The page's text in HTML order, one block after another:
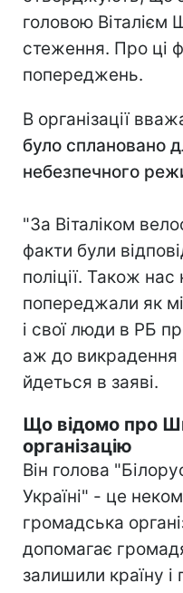
головою
стеження. Про ці
попереджень.
В організації
було сплановано
небезпечного
"За Віталіком
факти були
поліції. Також
попереджали як
і свої люди в РБ
аж до викрадення і
йдеться в заяві.
Що відомо про
організацію
Він голова
Україні" - це
громадська
допомагає
залишили країну